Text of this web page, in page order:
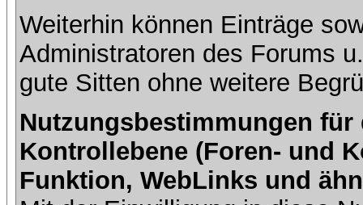
Weiterhin können Einträge
Administratoren des Forums
gute Sitten ohne weitere
Nutzungsbestimmungen
Kontrollebene (Foren- und
Funktion, WebLinks und